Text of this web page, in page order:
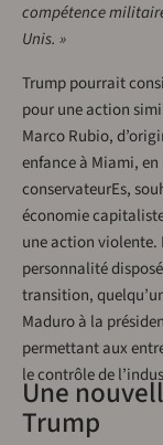
compétence
Unis. »
Trump pourrait
pour une action
Marco Rubio,
enfance à Miami,
conservateurEs,
économie
une action violente.
personnalité
transition,
Maduro à la
permettant aux
le contrôle de
Une
Trump